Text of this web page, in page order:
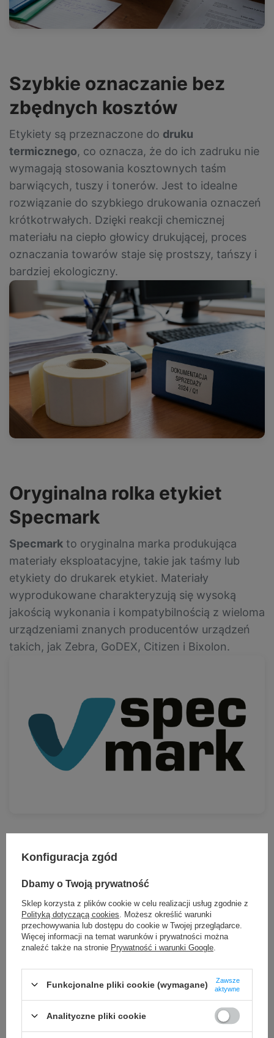
Szybkie oznaczanie bez
zbędnych kosztów
Etykiety są przeznaczone do druku
termicznego, co oznacza, że do ich zadruku nie
wymagają stosowania kosztownych taśm
barwiących, tuszy i tonerów. Jest to idealne
rozwiązanie do szybkiego drukowania oznaczeń
krótkotrwałych. Dzięki reakcji chemicznej
materiału na ciepło głowicy drukującej, proces
oznaczania towarów staje się prostszy, tańszy i
bardziej ekologiczny.
Oryginalna rolka etykiet
Specmark
Specmark to oryginalna marka produkująca
materiały eksploatacyjne, takie jak taśmy lub
etykiety do drukarek etykiet. Materiały
wyprodukowane charakteryzują się wysoką
jakością wykonania i kompatybilnością z wieloma
urządzeniami znanych producentów urządzeń
takich, jak Zebra, GoDEX, Citizen i Bixolon.
24 miesiące
Temperatura
przechowywania
od -5°C do 40°C
Wilgotność
przechowywania
od 40°C do 60°C
Specyfikacja
Konfiguracja zgód
Dbamy o Twoją prywatność
Sklep korzysta z plików cookie w celu realizacji usług zgodnie z
Polityką dotyczącą cookies . Możesz określić warunki
przechowywania lub dostępu do cookie w Twojej przeglądarce.
Więcej informacji na temat warunków i prywatności można
znaleźć także na stronie Prywatność i warunki Google
Funkcjonalne pliki cookie (wymagane)
Zawsze
aktywne
Analityczne pliki cookie